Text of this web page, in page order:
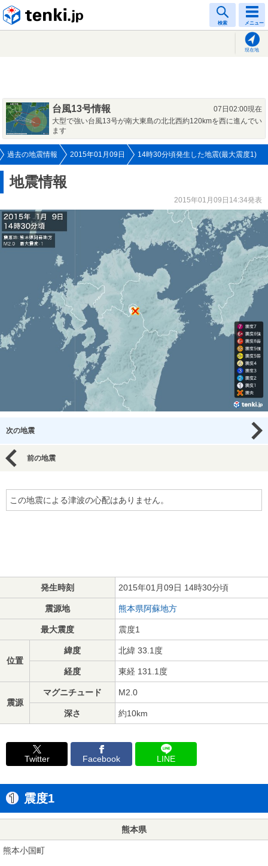
検索 メニュー
現在地
台風13号情報
07日02:00現在
大型で強い台風13号が南大東島の北北西約120kmを西に進んでい
ます
過去の地震情報 2015年01月09日 14時30分頃発生した地震(最大震度1)
地震情報
2015年01月09日14:34発表
次の地震
前の地震
この地震による津波の心配はありません。
発生時刻 2015年01月09日 14時30分頃
震源地 熊本県阿蘇地方
最大震度 震度1
位置
緯度 北緯 33.1度
経度 東経 131.1度
震源
マグニチュード M2.0
深さ 約10km
Twitter Facebook LINE
震度1
熊本県
熊本小国町